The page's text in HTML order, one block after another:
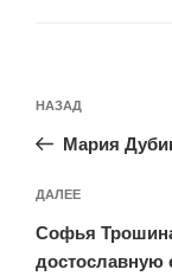
по
записям
Предыдущая
запись:
НАЗАД
Мария
Следующая
запись
ДАЛЕЕ
Софья
достославную